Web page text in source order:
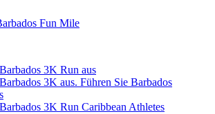
Fun Mile
3K Run aus
3K aus. Führen Sie Barbados
3K Run Caribbean Athletes